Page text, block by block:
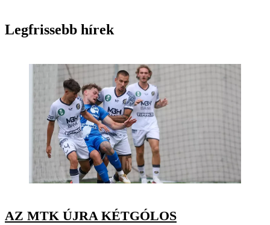
Legfrissebb hírek
AZ MTK ÚJRA KÉTGÓLOS